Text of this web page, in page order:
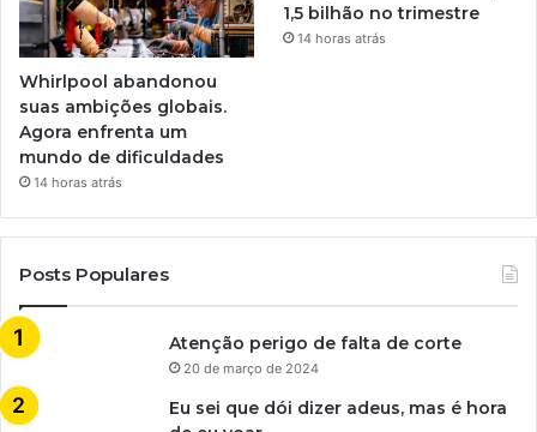
Whirlpool abandonou
suas ambições globais.
Agora enfrenta um
mundo de dificuldades
14 horas atrás
1,5 bilhão no trimestre
14 horas atrás
Posts Populares
Atenção perigo de falta de corte
20 de março de 2024
Eu sei que dói dizer adeus, mas é hora